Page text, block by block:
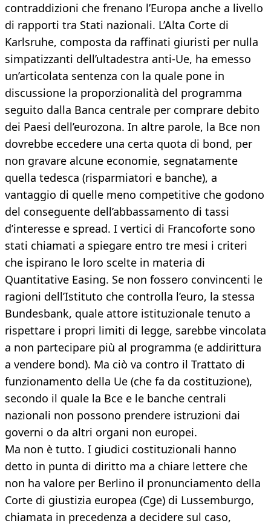
contraddizioni che frenano l’Europa anche a livello
di rapporti tra Stati nazionali. L’Alta Corte di
Karlsruhe, composta da raffinati giuristi per nulla
simpatizzanti dell’ultadestra anti-Ue, ha emesso
un’articolata sentenza con la quale pone in
discussione la proporzionalità del programma
seguito dalla Banca centrale per comprare debito
dei Paesi dell’eurozona. In altre parole, la Bce non
dovrebbe eccedere una certa quota di bond, per
non gravare alcune economie, segnatamente
quella tedesca (risparmiatori e banche), a
vantaggio di quelle meno competitive che godono
del conseguente dell’abbassamento di tassi
d’interesse e spread. I vertici di Francoforte sono
stati chiamati a spiegare entro tre mesi i criteri
che ispirano le loro scelte in materia di
Quantitative Easing. Se non fossero convincenti le
ragioni dell’Istituto che controlla l’euro, la stessa
Bundesbank, quale attore istituzionale tenuto a
rispettare i propri limiti di legge, sarebbe vincolata
a non partecipare più al programma (e addirittura
a vendere bond). Ma ciò va contro il Trattato di
funzionamento della Ue (che fa da costituzione),
secondo il quale la Bce e le banche centrali
nazionali non possono prendere istruzioni dai
governi o da altri organi non europei.
Ma non è tutto. I giudici costituzionali hanno
detto in punta di diritto ma a chiare lettere che
non ha valore per Berlino il pronunciamento della
Corte di giustizia europea (Cge) di Lussemburgo,
chiamata in precedenza a decidere sul caso,